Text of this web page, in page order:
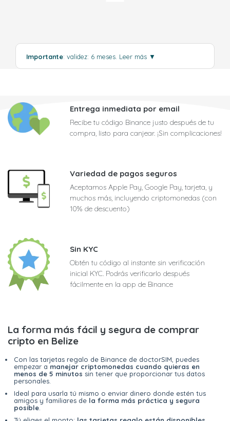
Importante: validez: 6 meses. Leer más ▼
Entrega inmediata por email
Recibe tu código Binance justo después de tu
compra, listo para canjear. ¡Sin complicaciones!
Variedad de pagos seguros
Aceptamos Apple Pay, Google Pay, tarjeta, y
muchos más, incluyendo criptomonedas (con
10% de descuento)
Sin KYC
Obtén tu código al instante sin verificación
inicial KYC. Podrás verificarlo después
fácilmente en la app de Binance
La forma más fácil y segura de comprar
cripto en Belize
Con las tarjetas regalo de Binance de doctorSIM, puedes
empezar a manejar criptomonedas cuando quieras en
menos de 5 minutos sin tener que proporcionar tus datos
personales.
Ideal para usarla tú mismo o enviar dinero donde estén tus
amigos y familiares de la forma más práctica y segura
posible